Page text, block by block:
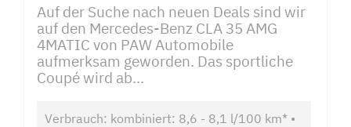
Auf der Suche nach neuen Deals sind wir
auf den Mercedes-Benz CLA 35 AMG
4MATIC von PAW Automobile
aufmerksam geworden. Das sportliche
Coupé wird ab...
Verbrauch: kombiniert: 8,6 - 8,1 l/100 km* •